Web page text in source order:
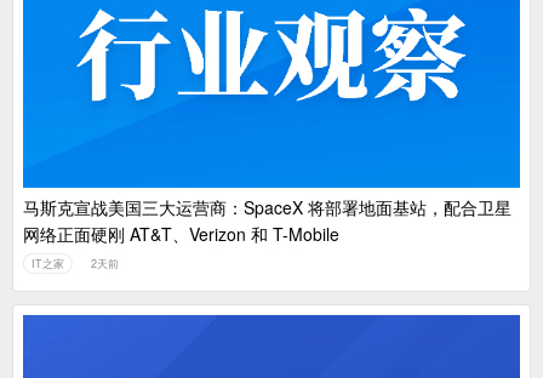
马斯克宣战美国三大运营商：SpaceX 将部署地面基站，配合卫星
网络正面硬刚 AT&T、Verizon 和 T-Mobile
IT之家 2天前